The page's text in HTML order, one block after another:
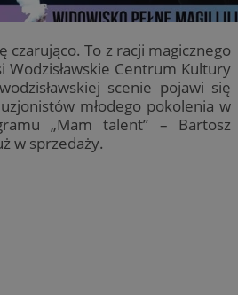
czarująco. To z racji magicznego
Wodzisławskie Centrum Kultury
scenie pojawi się
młodego pokolenia w
„Mam talent” – Bartosz
w sprzedaży.